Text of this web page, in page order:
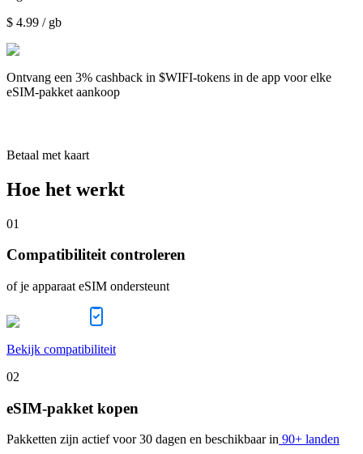
$ 4.99 / gb
Ontvang een 3% cashback in $WIFI-tokens in de app voor elke
eSIM-pakket aankoop
Betaal met kaart
Hoe het werkt
01
Compatibiliteit controleren
of je apparaat eSIM ondersteunt
Bekijk compatibiliteit
02
eSIM-pakket kopen
Pakketten zijn actief voor 30 dagen en beschikbaar in 90+ landen